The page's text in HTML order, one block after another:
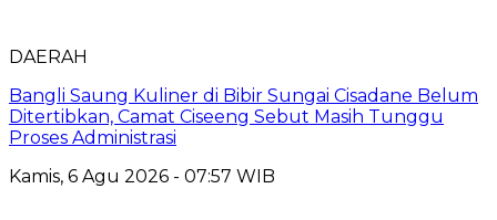
DAERAH
Bangli Saung Kuliner di Bibir Sungai Cisadane Belum
Ditertibkan, Camat Ciseeng Sebut Masih Tunggu
Proses Administrasi
Kamis, 6 Agu 2026 - 07:57 WIB